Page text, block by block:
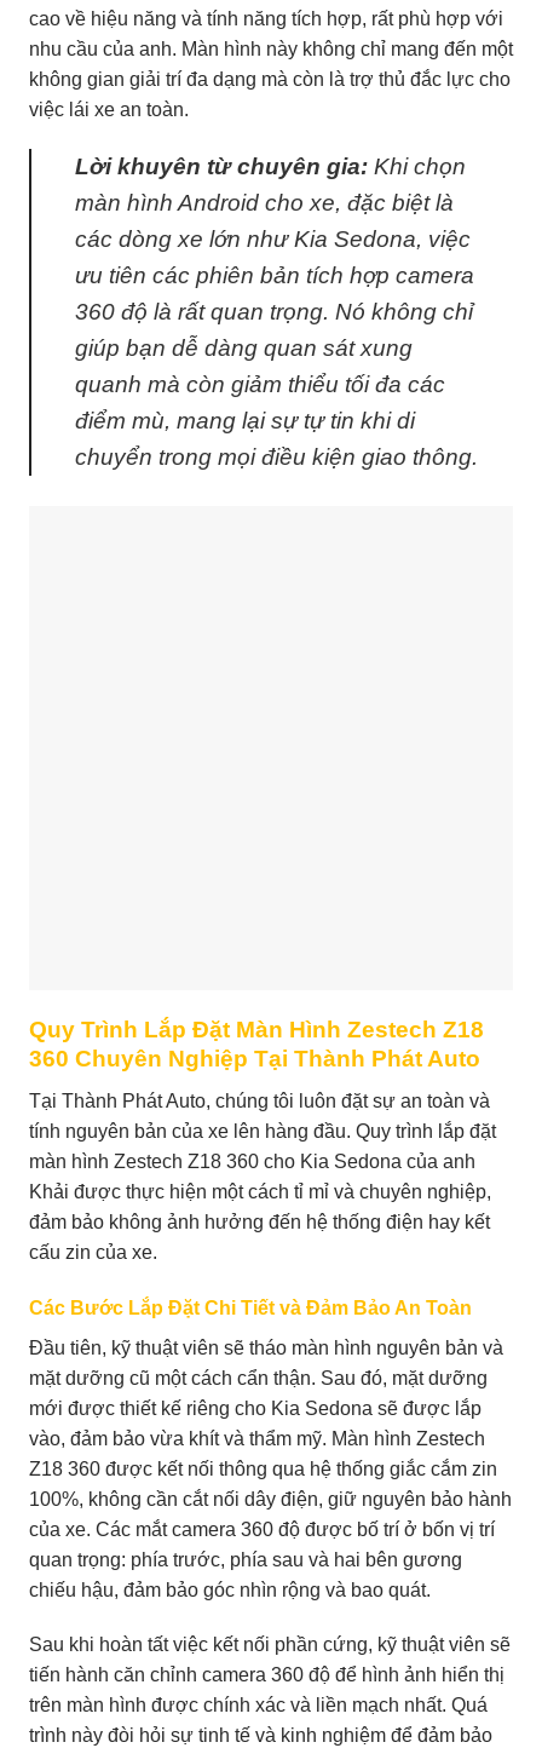
cao về hiệu năng và tính năng tích hợp, rất phù hợp với
nhu cầu của anh. Màn hình này không chỉ mang đến một
không gian giải trí đa dạng mà còn là trợ thủ đắc lực cho
việc lái xe an toàn.
Lời khuyên từ chuyên gia: Khi chọn
màn hình Android cho xe, đặc biệt là
các dòng xe lớn như Kia Sedona, việc
ưu tiên các phiên bản tích hợp camera
360 độ là rất quan trọng. Nó không chỉ
giúp bạn dễ dàng quan sát xung
quanh mà còn giảm thiểu tối đa các
điểm mù, mang lại sự tự tin khi di
chuyển trong mọi điều kiện giao thông.
Quy Trình Lắp Đặt Màn Hình Zestech Z18
360 Chuyên Nghiệp Tại Thành Phát Auto
Tại Thành Phát Auto, chúng tôi luôn đặt sự an toàn và
tính nguyên bản của xe lên hàng đầu. Quy trình lắp đặt
màn hình Zestech Z18 360 cho Kia Sedona của anh
Khải được thực hiện một cách tỉ mỉ và chuyên nghiệp,
đảm bảo không ảnh hưởng đến hệ thống điện hay kết
cấu zin của xe.
Các Bước Lắp Đặt Chi Tiết và Đảm Bảo An Toàn
Đầu tiên, kỹ thuật viên sẽ tháo màn hình nguyên bản và
mặt dưỡng cũ một cách cẩn thận. Sau đó, mặt dưỡng
mới được thiết kế riêng cho Kia Sedona sẽ được lắp
vào, đảm bảo vừa khít và thẩm mỹ. Màn hình Zestech
Z18 360 được kết nối thông qua hệ thống giắc cắm zin
100%, không cần cắt nối dây điện, giữ nguyên bảo hành
của xe. Các mắt camera 360 độ được bố trí ở bốn vị trí
quan trọng: phía trước, phía sau và hai bên gương
chiếu hậu, đảm bảo góc nhìn rộng và bao quát.
Sau khi hoàn tất việc kết nối phần cứng, kỹ thuật viên sẽ
tiến hành căn chỉnh camera 360 độ để hình ảnh hiển thị
trên màn hình được chính xác và liền mạch nhất. Quá
trình này đòi hỏi sự tinh tế và kinh nghiệm để đảm bảo